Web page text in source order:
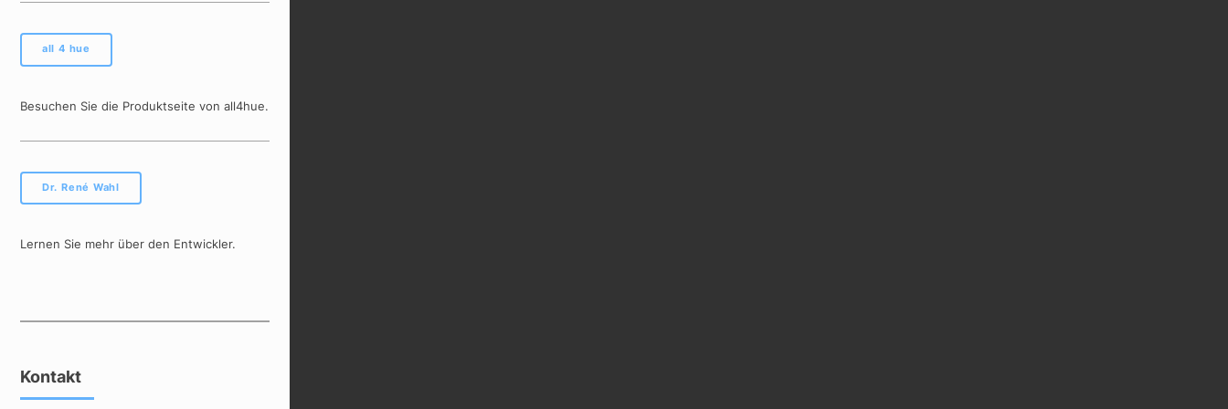
all 4 hue
Besuchen Sie die Produktseite von all4hue.
Dr. René Wahl
Lernen Sie mehr über den Entwickler.
Kontakt